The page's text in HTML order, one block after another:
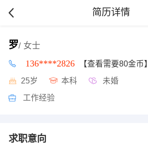
简历详情
罗/ 女士
136****2826 【查看需要80金币】
25岁 本科 未婚
工作经验
求职意向